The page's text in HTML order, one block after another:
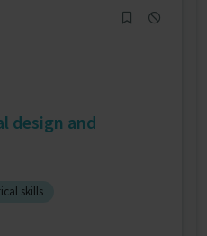
design and
skills